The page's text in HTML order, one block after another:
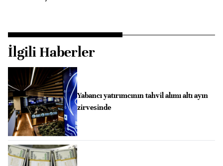
İlgili Haberler
Yabancı yatırımcının tahvil alımı altı ayın
zirvesinde